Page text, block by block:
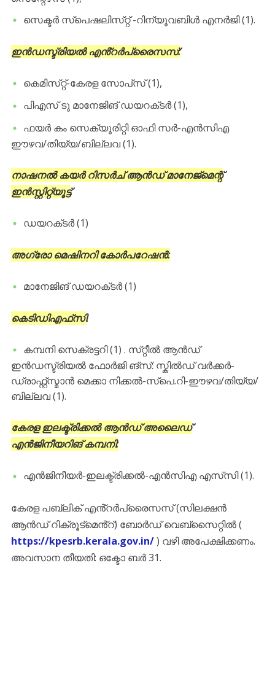
സെക്ടർ സ്പെഷലിസ്‌റ്റ് -റിന്യൂവബിൾ എനർജി (1).
ഇൻഡസ്ട്രിയൽ എൻ്റർപ്രൈസസ്:
കെമിസ്‌റ്റ്-കേരള സോപ്‌സ് (1),
പിഎസ് ടു മാനേജിങ് ഡയറക്‌ടർ (1),
ഫയർ കം സെക്യൂരിറ്റി ഓഫി സർ-എൻസിഎ
ഈഴവ/തിയ്യ/ബില്ലവ (1).
നാഷനൽ കയർ റിസർച് ആൻഡ് മാനേജ്‌മെന്റ്
ഇൻസ്റ്റിറ്റ്യൂട്ട്:
ഡയറക്‌ടർ (1)
അഗ്രോ മെഷിനറി കോർപറേഷൻ:
മാനേജിങ് ഡയറക്‌ടർ (1)
കെടിഡിഎഫ്‌സി:
കമ്പനി സെക്രട്ടറി (1) . സ്‌റ്റീൽ ആൻഡ്
ഇൻഡസ്ട്രിയൽ ഫോർജി ങ്സ്: സ്കിൽഡ് വർക്കർ-
ഡ്രാഫ്റ്റ്സ്മാൻ മെക്കാ നിക്കൽ-സ്പെ.റി-ഈഴവ/തിയ്യ/
ബില്ലവ (1).
കേരള ഇലക്ട്രിക്കൽ ആൻഡ് അലൈഡ്
എൻജിനീയറിങ് കമ്പനി:
എൻജിനീയർ-ഇലക്ട്രിക്കൽ-എൻസിഎ എസ്‌സി (1).
കേരള പബ്ലിക് എൻ്റർപ്രൈസസ് (സിലക്ഷൻ
ആൻഡ് റിക്രൂട്‌മെൻ്റ്) ബോർഡ് വെബ്സൈറ്റിൽ (
https://kpesrb.kerala.gov.in/) വഴി അപേക്ഷിക്കണം.
അവസാന തീയതി: ഒക്ടോ ബർ 31.